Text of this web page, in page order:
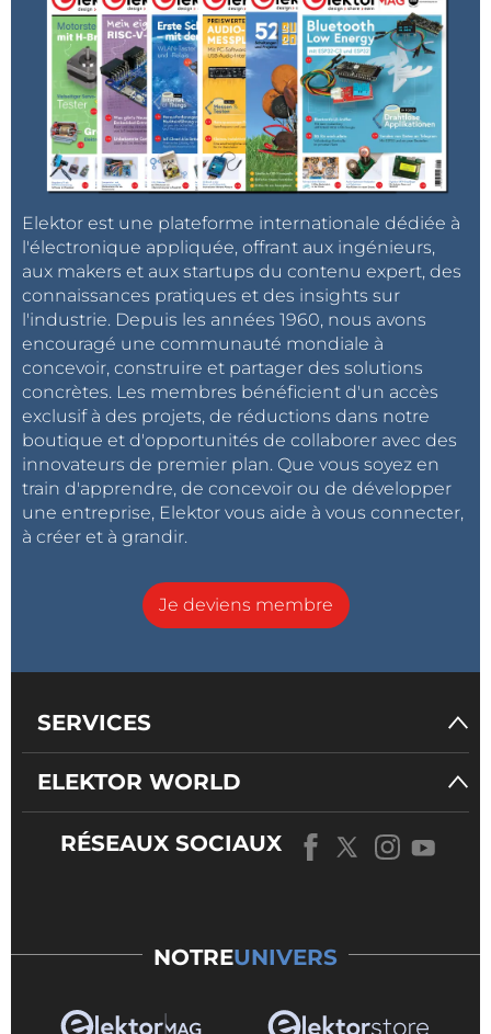
Elektor est une plateforme internationale dédiée à
l'électronique appliquée, offrant aux ingénieurs,
aux makers et aux startups du contenu expert, des
connaissances pratiques et des insights sur
l'industrie. Depuis les années 1960, nous avons
encouragé une communauté mondiale à
concevoir, construire et partager des solutions
concrètes. Les membres bénéficient d'un accès
exclusif à des projets, de réductions dans notre
boutique et d'opportunités de collaborer avec des
innovateurs de premier plan. Que vous soyez en
train d'apprendre, de concevoir ou de développer
une entreprise, Elektor vous aide à vous connecter,
à créer et à grandir.
Je deviens membre
SERVICES
ELEKTOR WORLD
RÉSEAUX SOCIAUX
NOTREUNIVERS